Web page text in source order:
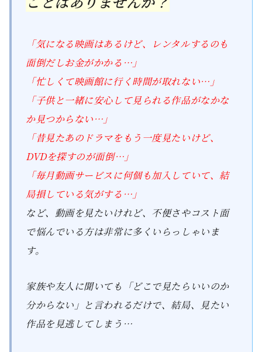
「気になる映画はあるけど、レンタルするのも
面倒だしお金がかかる…」
「忙しくて映画館に行く時間が取れない…」
「子供と一緒に安心して見られる作品がなかな
か見つからない…」
「昔見たあのドラマをもう一度見たいけど、
DVDを探すのが面倒…」
「毎月動画サービスに何個も加入していて、結
局損している気がする…」
など、動画を見たいけれど、不便さやコスト面
で悩んでいる方は非常に多くいらっしゃいま
す。
家族や友人に聞いても「どこで見たらいいのか
分からない」と言われるだけで、結局、見たい
作品を見逃してしまう…